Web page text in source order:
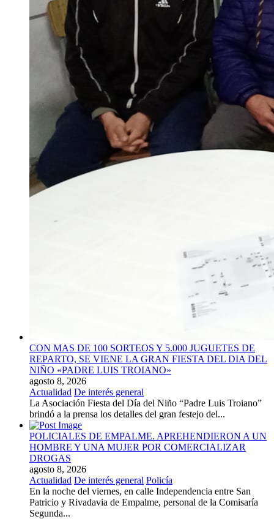
CON MAS DE 100 SORTEOS Y 5.000 JUGUETES DE
REPARTO, SE VIENE LA GRAN FIESTA DEL DIA DEL
NIÑO «PADRE LUIS TROIANO»
agosto 8, 2026
Actualidad De interés general
La Asociación Fiesta del Día del Niño “Padre Luis Troiano”
brindó a la prensa los detalles del gran festejo del...
POLICIALES DE EMPALME. APREHENDIERON A UN
HOMBRE Y UNA MUJER POR COMERCIALIZAR
DROGAS
agosto 8, 2026
Actualidad De interés general Policía
En la noche del viernes, en calle Independencia entre San
Patricio y Rivadavia de Empalme, personal de la Comisaría
Segunda...